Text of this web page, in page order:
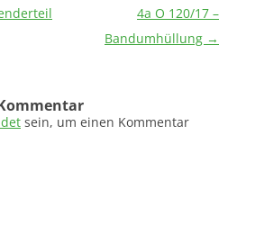
4a O 120/17 –
Bandumhüllung →
sein, um einen Kommentar